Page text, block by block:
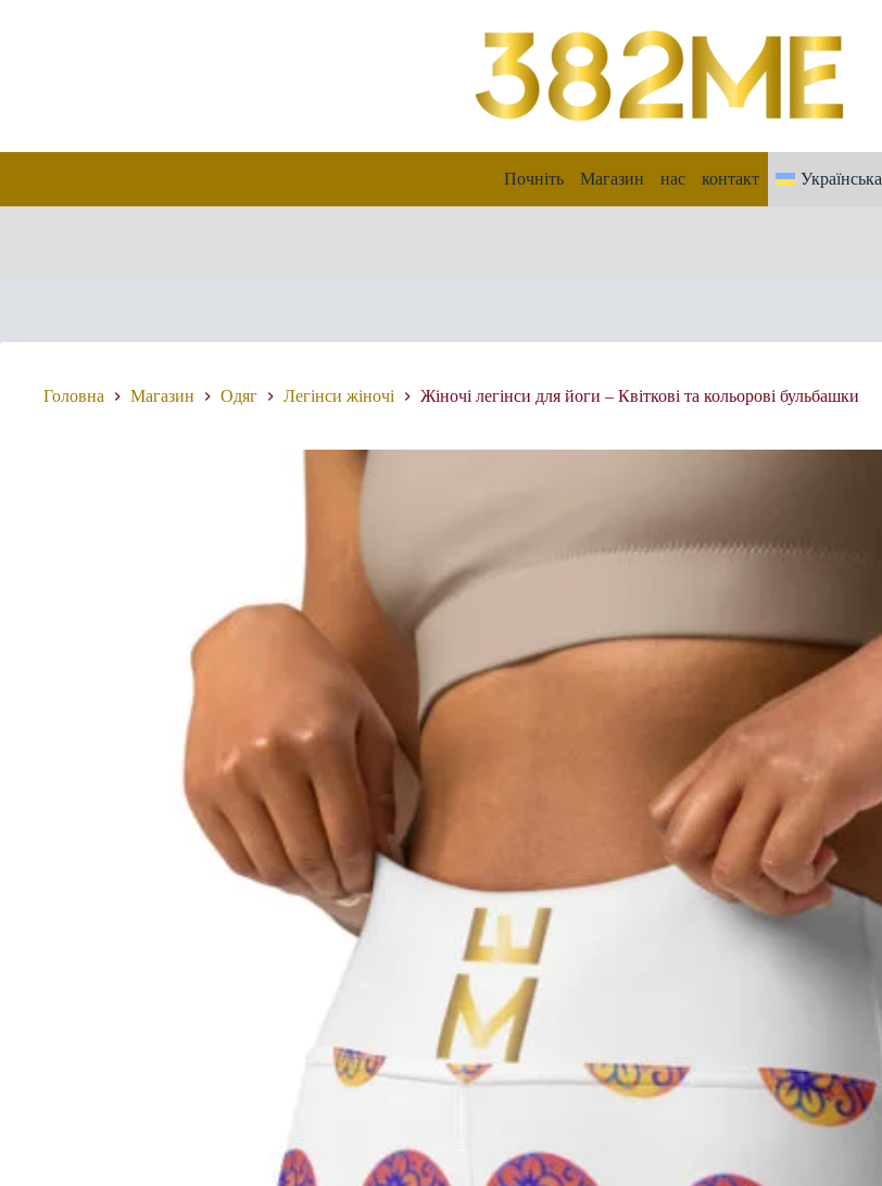
Почніть Магазин нас контакт Українська
Головна Магазин Одяг Легінси жіночі Жіночі легінси для йоги – Квіткові та кольорові бульбашки